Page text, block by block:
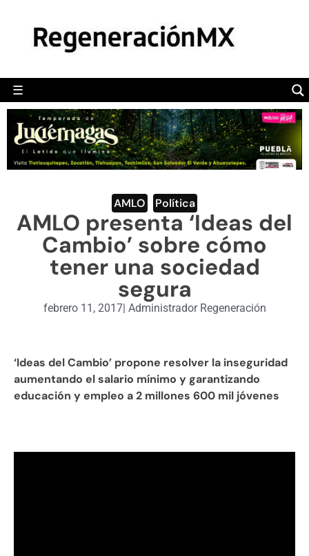
☰
POLÍTICA
CAMALEÓN
OPINIÓN
DEPORTES
ENGLISH SECTION
VIDEOS
AMLO Política
AMLO presenta ‘Ideas del
Cambio’ sobre cómo
tener una sociedad
segura
febrero 11, 2017| Administrador Regeneración
‘Ideas del Cambio’ propone resolver la inseguridad
aumentando el salario mínimo y garantizando
educación y empleo a 2 millones 600 mil jóvenes